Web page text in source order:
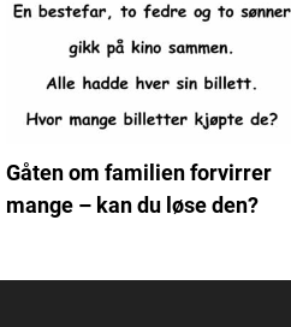
Gåten om familien forvirrer
mange – kan du løse den?